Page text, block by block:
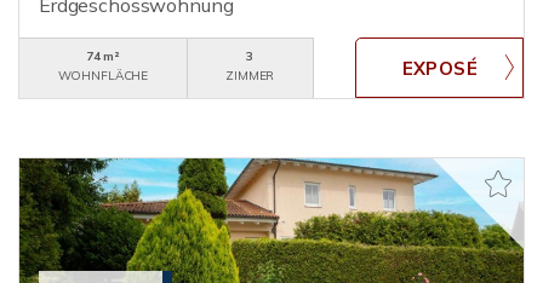
Erdgeschosswohnung
74 m²
WOHNFLÄCHE
3
ZIMMER